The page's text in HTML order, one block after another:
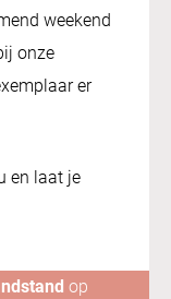
weekend
onze
er
en laat je
op